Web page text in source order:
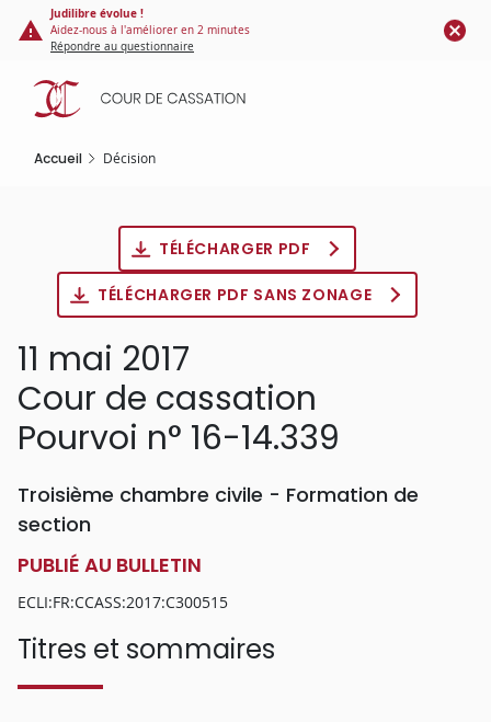
Panneau de gestion des cookies
contenu
principal
Judilibre évolue !
Aidez-nous à l'améliorer en 2 minutes
Répondre au questionnaire
Accueil Décision
TÉLÉCHARGER PDF
TÉLÉCHARGER PDF SANS ZONAGE
11 mai 2017
Cour de cassation
Pourvoi n° 16-14.339
Troisième chambre civile - Formation de
section
PUBLIÉ AU BULLETIN
ECLI:FR:CCASS:2017:C300515
Titres et sommaires